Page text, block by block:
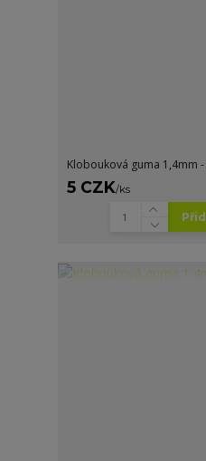
Klobouková guma 1,4mm
5 CZK/ks